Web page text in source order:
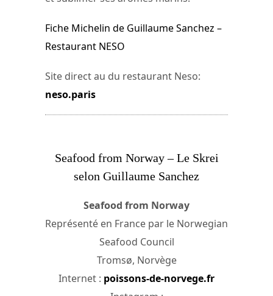
Fiche Michelin de Guillaume Sanchez –
Restaurant NESO
Site direct au du restaurant Neso:
neso.paris
Seafood from Norway – Le Skrei
selon Guillaume Sanchez
Seafood from Norway
Représenté en France par le Norwegian
Seafood Council
Tromsø, Norvège
Internet : poissons-de-norvege.fr